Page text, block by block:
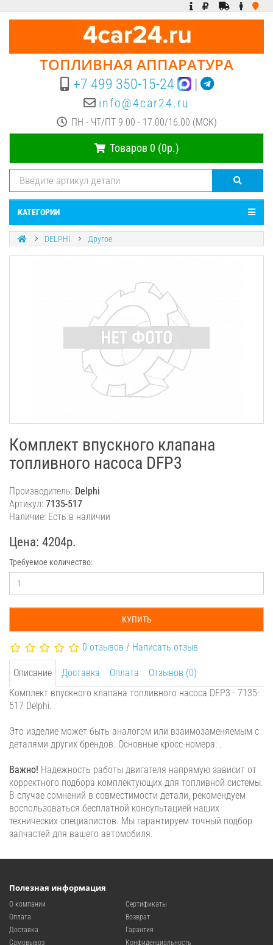
ТОПЛИВНАЯ АППАРАТУРА
+7 499 350-15-24 |
info@4car24.ru
ПН - ЧТ/ПТ 9.00 - 17.00/16.00 (МСК)
Товаров 0 (0р.)
КАТЕГОРИИ
DELPHI Другое
Комплект впускного клапана
топливного насоса DFP3
Производитель: Delphi
Артикул: 7135-517
Наличие: Есть в наличии
Цена: 4204р.
Требуемое количество:
КУПИТЬ
0 отзывов / Написать отзыв
Описание Доставка Оплата
Отзывов (0)
Комплект впускного клапана топливного насоса DFP3 - 7135-
517 Delphi.
Это изделие может быть аналогом или взаимозаменяемым с
деталями других брендов. Основные кросс-номера: .
Важно! Надежность работы двигателя напрямую зависит от
корректного подбора комплектующих для топливной системы.
В случае сомнений в совместимости детали, рекомендуем
воспользоваться бесплатной консультацией наших
технических специалистов. Мы гарантируем точный подбор
запчастей для вашего автомобиля.
Полезная информация
О компании
Оплата
Доставка
Самовывоз
Сертификаты
Возврат
Гарантия
Конфиденциальность